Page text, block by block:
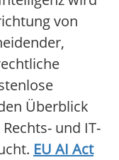
von
Überblick
und IT-
EU AI Act